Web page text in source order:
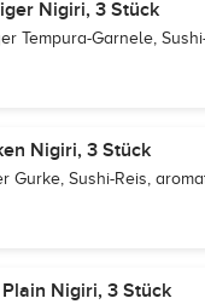
Nigiri, 3 Stück
Tempura-Garnele,
Nigiri, 3 Stück
Gurke, Sushi-Reis,
Nigiri, 3 Stück